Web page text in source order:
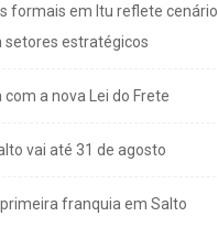
formais em Itu reflete cenário
setores estratégicos
a nova Lei do Frete
vai até 31 de agosto
franquia em Salto